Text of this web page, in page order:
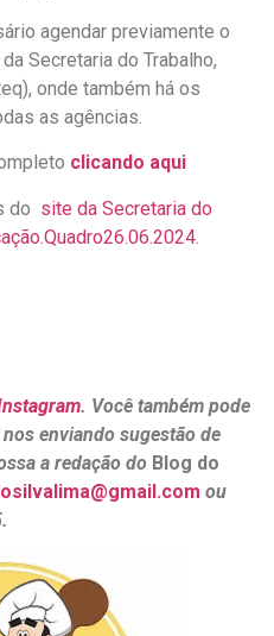
agendar previamente o
Secretaria do Trabalho,
onde também há os
as agências.
clicando aqui
do site da Secretaria do
Quadro26.06.2024
. Você também pode
enviando sugestão de
a redação do Blog do
ou